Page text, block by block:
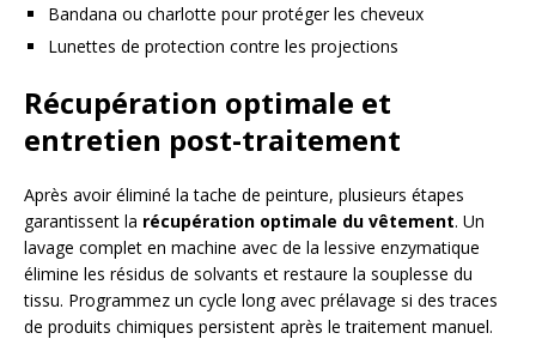
Bandana ou charlotte pour protéger les cheveux
Lunettes de protection contre les projections
Récupération optimale et
entretien post-traitement
Après avoir éliminé la tache de peinture, plusieurs étapes
garantissent la récupération optimale du vêtement. Un
lavage complet en machine avec de la lessive enzymatique
élimine les résidus de solvants et restaure la souplesse du
tissu. Programmez un cycle long avec prélavage si des traces
de produits chimiques persistent après le traitement manuel.